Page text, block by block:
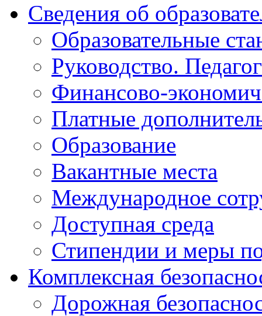
Сведения об
Образовательные
Руководство.
Финансово-
Платные
Образование
Вакантные места
Международное
Доступная среда
Стипендии и меры
Комплексная
Дорожная